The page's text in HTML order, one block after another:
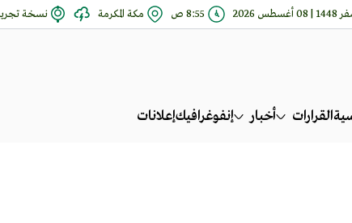
8:55 ص مكة المكرمة نسخة
القرارات أخبار إنفوغرافيكإعلانات